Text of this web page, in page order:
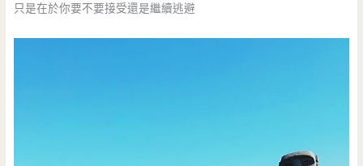
只是在於你要不要接受還是繼續逃避